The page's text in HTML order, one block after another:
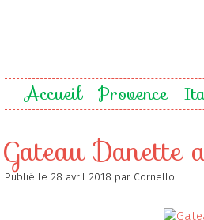
Accueil Provence
Gateau Danette
Publié le 28 avril 2018 par Cornello